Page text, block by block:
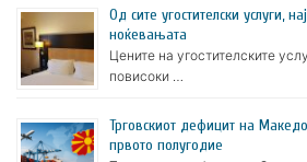
Oд сите угостителски услуги,
ноќевањата
Цените на угостителските
повисоки …
Трговскиот дефицит на
првото полугодие